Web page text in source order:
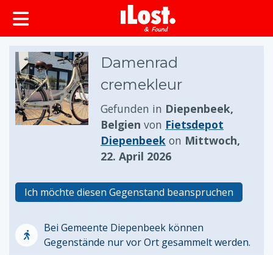
springen
Damenrad
cremekleur
Gefunden in Diepenbeek,
Belgien von Fietsdepot
Diepenbeek on Mittwoch,
22. April 2026
Ich möchte diesen Gegenstand beanspruchen
Bei Gemeente Diepenbeek können
Gegenstände nur vor Ort gesammelt werden.